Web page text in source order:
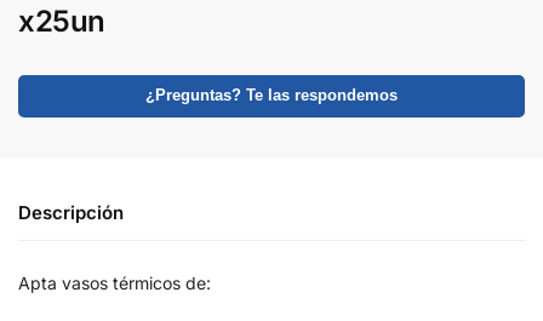
x25un
¿Preguntas? Te las respondemos
Descripción
Apta vasos térmicos de: